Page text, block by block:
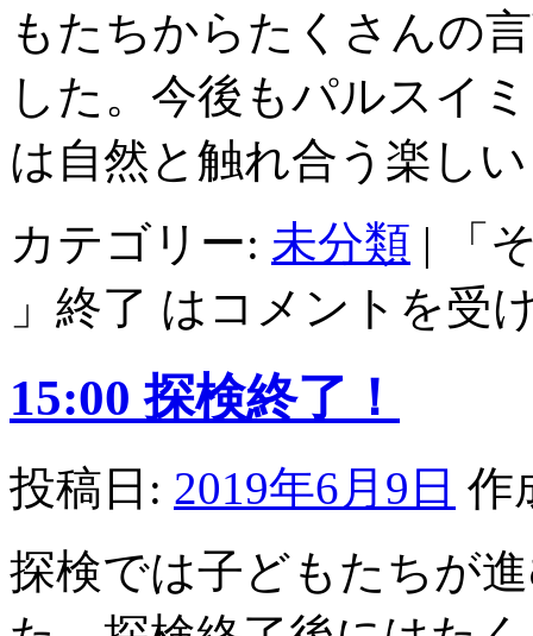
もたちからたくさんの
した。今後もパルスイ
は自然と触れ合う楽し
カテゴリー: 未分類 |
「
」終了 は コメントを受
15:00 探検終了！
投稿日: 2019年6月9日 作
探検では子どもたちが